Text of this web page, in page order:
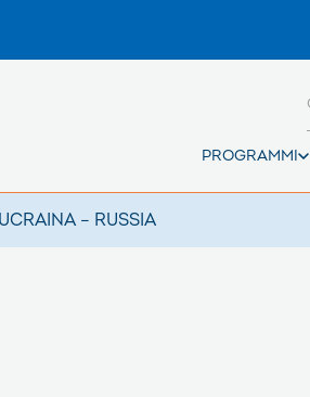
PROGRAMMI
UCRAINA – RUSSIA